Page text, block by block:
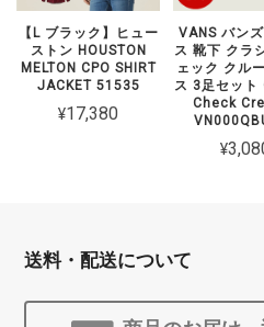
【L ブラック】ヒュー
ストン HOUSTON
MELTON CPO SHIRT
JACKET 51535
¥17,380
VANS バン
ス 靴下 クラ
ェック クル
ス 3足セッ
Check
送料・配送について